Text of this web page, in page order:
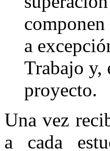
a
Trabajo y,
proyecto.
Una vez
a cada